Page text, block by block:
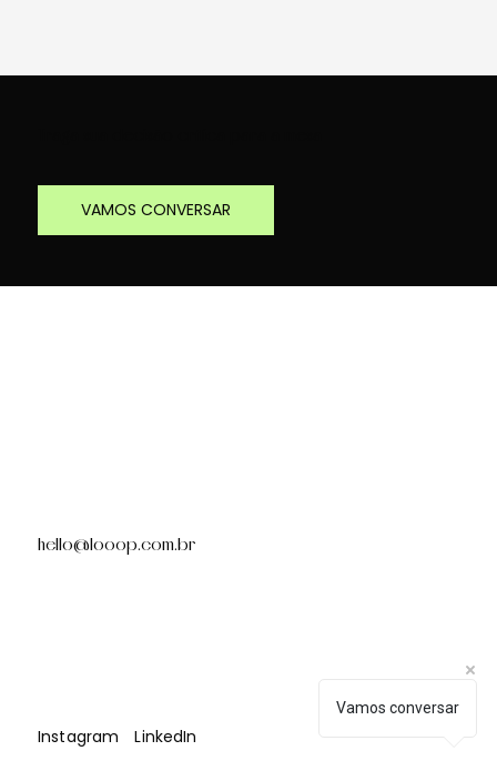
hello@looop.com.br
Instagram LinkedIn
VAMOS CONVERSAR
Vamos conversar